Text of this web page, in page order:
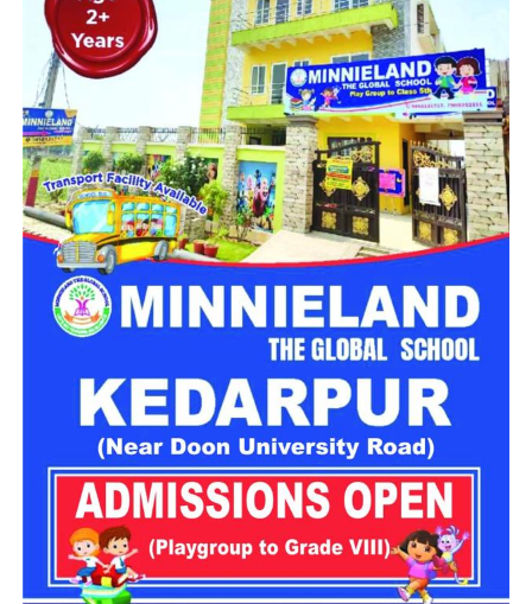
महिला सशक्तिकरण एवं बाल विकास विभाग की ओर से इसके लिए ‘आलंबन
गांव’ विकसित करने की योजना तैयार की जा रही है। इस योजना का उद्देश्य
नारी निकेतन में रहने वाली महिलाओं और बच्चों को सुरक्षित माहौल के साथ-
साथ घर जैसा अपनापन और स्वतंत्रता देना है।
उत्तराखंड में बन रहा ‘आलंबन गांव’
महिला सशक्तिकरण एवं बाल विकास विभागके निदेशक आईएएस बंशीलाल
राणा के मुताबिक, नारी निकेतन में आने वाली कई महिलाएं और बच्चे खुद को
एक बंद संस्थान या जेल जैसी जगह पर महसूस करते हैं। यही वजह है कि
कई बार बच्चे वहां से निकलने या भागने की कोशिश तक करने लगते हैं।
इसी समस्या को ध्यान में रखते हुए विभाग अब ऐसा इंफ्रास्ट्रक्चर तैयार
करने की दिशा में काम कर रहा है, जहां रहने वाले लोगों को संस्थागत माहौल
के बजाय परिवार जैसा वातावरण मिल सके।
16 घरों में मिलेगा परिवार जैसा माहौल
प्रस्तावित आलंबन गांव में कॉटेज और छोटे घर विकसित किए जाएंगे। यहां
एक परिवार की तर्ज पर लोगों को रखा जाएगा। योजना के मुताबिक, एक
यूनिट में करीब दो महिलाएं, चार बच्चे और एक किशोरी को शामिल किया
जाएगा। इस तरह उन्हें एक परिवार की तरह साथ रहने का अवसर मिलेगा।